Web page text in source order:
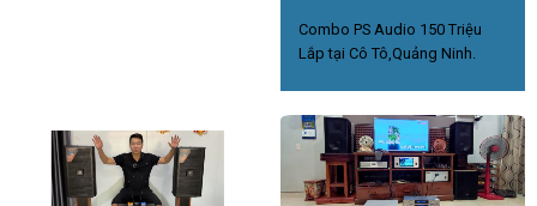
Combo PS Audio 150 Triệu
Lắp tại Cô Tô,Quảng Ninh.